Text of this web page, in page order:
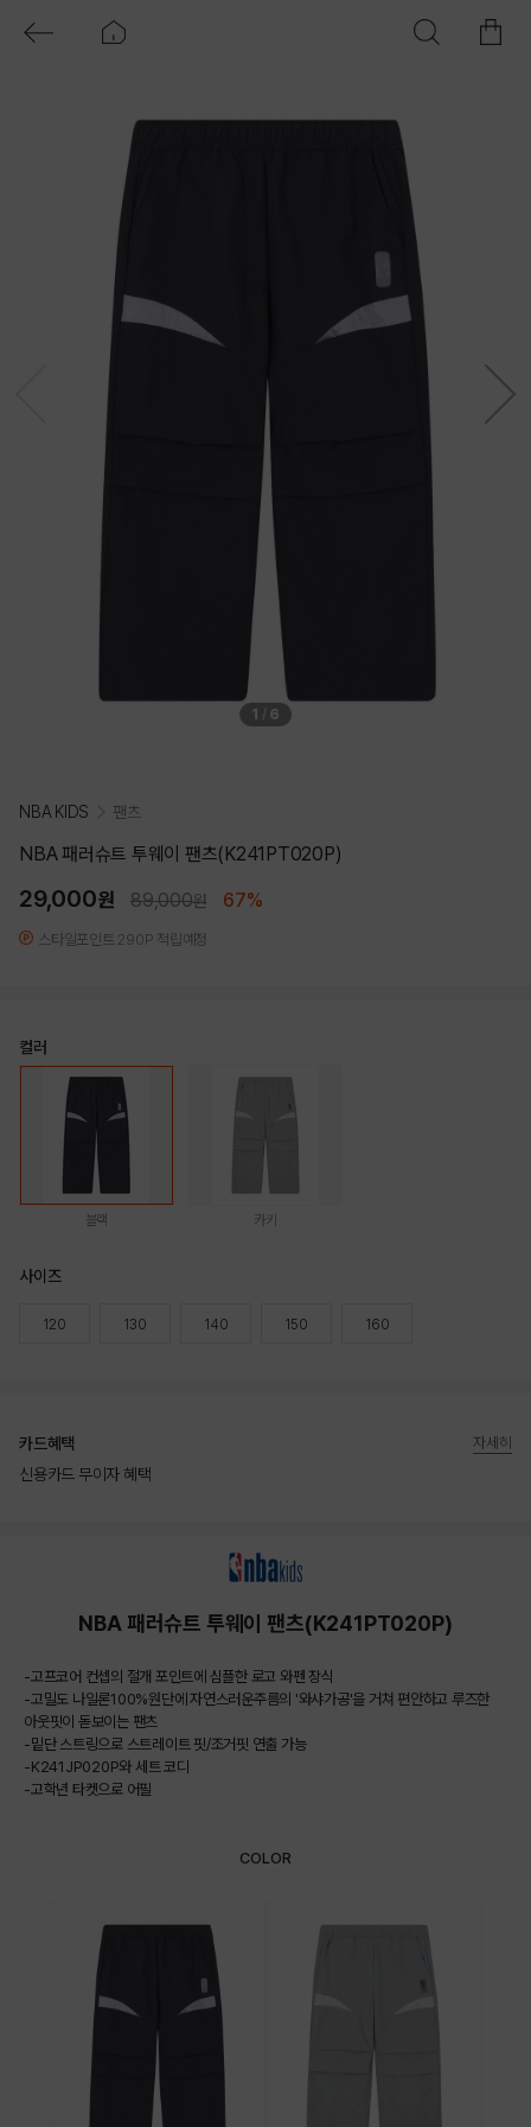
1 / 6
NBA KIDS 팬츠
NBA 패러슈트 투웨이 팬츠(K241PT020P)
29,000원 89,000원 67%
스타일포인트 290P 적립예정
컬러
블랙 카키
사이즈
120 130 140 150 160
카드혜택
신용카드 무이자 혜택
자세히
NBA 패러슈트 투웨이 팬츠(K241PT020P)
-고프코어 컨셉의 절개 포인트에 심플한 로고 와펜 장식
-고밀도 나일론100%원단에 자연스러운주름의 '와샤가공'을 거쳐 편안하고 루즈한
아웃핏이 돋보이는 팬츠
-밑단 스트링으로 스트레이트 핏/조거핏 연출 가능
-K241JP020P와 세트 코디
-고학년 타켓으로 어필
COLOR